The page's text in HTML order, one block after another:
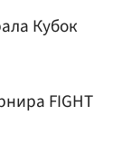
Кубок
FIGHT